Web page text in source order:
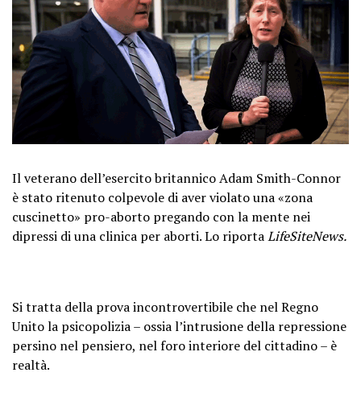
Il veterano dell’esercito britannico Adam Smith-Connor
è stato ritenuto colpevole di aver violato una «zona
cuscinetto» pro-aborto pregando con la mente nei
dipressi di una clinica per aborti. Lo riportaLifeSiteNews.
Si tratta della prova incontrovertibile che nel Regno
Unito la psicopolizia – ossia l’intrusione della repressione
persino nel pensiero, nel foro interiore del cittadino – è
realtà.